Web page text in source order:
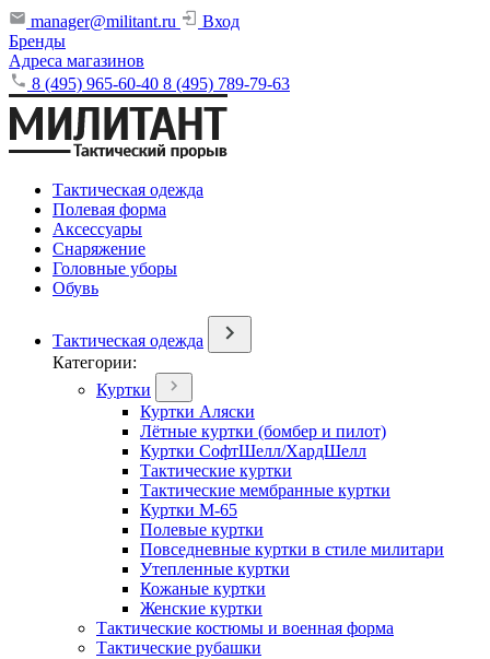
manager@militant.ru
Вход
Бренды
Адреса магазинов
8 (495) 965-60-40 8 (495) 789-79-63
Тактическая одежда
Полевая форма
Аксессуары
Снаряжение
Головные уборы
Обувь
Тактическая одежда
Категории:
Куртки
Куртки Аляски
Лётные куртки (бомбер и пилот)
Куртки СофтШелл/ХардШелл
Тактические куртки
Тактические мембранные куртки
Куртки М-65
Полевые куртки
Повседневные куртки в стиле милитари
Утепленные куртки
Кожаные куртки
Женские куртки
Тактические костюмы и военная форма
Тактические рубашки